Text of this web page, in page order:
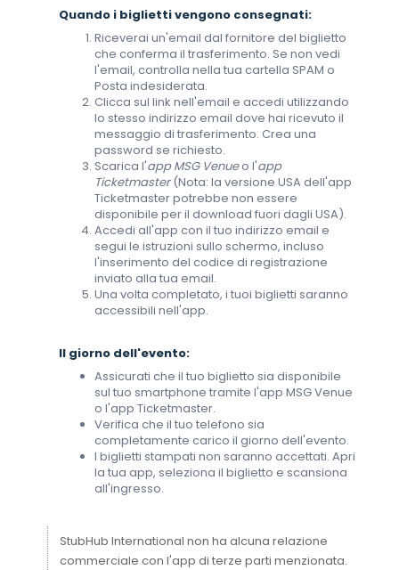
Quando i biglietti vengono consegnati:
Riceverai un'email dal fornitore del biglietto
che conferma il trasferimento. Se non vedi
l'email, controlla nella tua cartella SPAM o
Posta indesiderata.
Clicca sul link nell'email e accedi utilizzando
lo stesso indirizzo email dove hai ricevuto il
messaggio di trasferimento. Crea una
password se richiesto.
Scarica l'app MSG Venueo l'app
Ticketmaster(Nota: la versione USA dell'app
Ticketmaster potrebbe non essere
disponibile per il download fuori dagli USA).
Accedi all'app con il tuo indirizzo email e
segui le istruzioni sullo schermo, incluso
l'inserimento del codice di registrazione
inviato alla tua email.
Una volta completato, i tuoi biglietti saranno
accessibili nell'app.
Il giorno dell'evento:
Assicurati che il tuo biglietto sia disponibile
sul tuo smartphone tramite l'app MSG Venue
o l'app Ticketmaster.
Verifica che il tuo telefono sia
completamente carico il giorno dell'evento.
I biglietti stampati non saranno accettati. Apri
la tua app, seleziona il biglietto e scansiona
all'ingresso.
StubHub International non ha alcuna relazione
commerciale con l'app di terze parti menzionata.